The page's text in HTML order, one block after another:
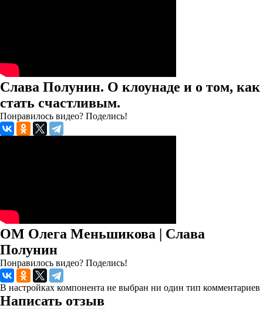
Слава Полунин. О клоунаде и о том, как
стать счастливым.
Понравилось видео? Поделись!
ОМ Олега Меньшикова | Слава
Полунин
Понравилось видео? Поделись!
В настройках компонента не выбран ни один тип комментариев
Написать отзыв